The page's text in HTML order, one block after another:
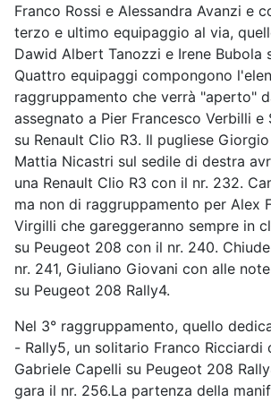
Franco Rossi e Alessandra Avanzi e
terzo e ultimo equipaggio al via,
Dawid Albert Tanozzi e Irene Bubola
Quattro equipaggi compongono
raggruppamento che verrà "aperto"
assegnato a Pier Francesco Verbilli e
su Renault Clio R3. Il pugliese
Mattia Nicastri sul sedile di destra
una Renault Clio R3 con il nr. 232.
ma non di raggruppamento per Alex
Virgilli che gareggeranno sempre in
su Peugeot 208 con il nr. 240.
nr. 241, Giuliano Giovani con alle
su Peugeot 208 Rally4.
Nel 3° raggruppamento, quello
- Rally5, un solitario Franco Ricciardi
Gabriele Capelli su Peugeot 208
gara il nr. 256.La partenza della